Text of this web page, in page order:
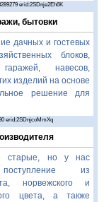
erid:2SDnje2Eh6K
бытовки
дачных и гостевых
блоков,
навесов,
изделий на основе
решение для
erid:2SDnjcoMmXq
старые, но у нас
из
норвежского и
цвета, а также